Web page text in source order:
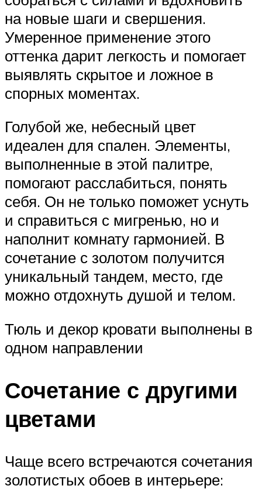
на новые шаги и свершения.
Умеренное применение этого
оттенка дарит легкость и помогает
выявлять скрытое и ложное в
спорных моментах.
Голубой же, небесный цвет
идеален для спален. Элементы,
выполненные в этой палитре,
помогают расслабиться, понять
себя. Он не только поможет уснуть
и справиться с мигренью, но и
наполнит комнату гармонией. В
сочетание с золотом получится
уникальный тандем, место, где
можно отдохнуть душой и телом.
Тюль и декор кровати выполнены в
одном направлении
Сочетание с другими
цветами
Чаще всего встречаются сочетания
золотистых обоев в интерьере: